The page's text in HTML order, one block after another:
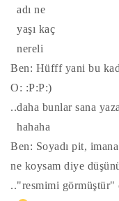
adı ne
yaşı kaç
nereli
Ben: Hüfff yani bu
O: :P:P:)
..daha bunlar sana
hahaha
Ben: Soyadı pit,
ne koysam diye
.."resmimi görmüştür"